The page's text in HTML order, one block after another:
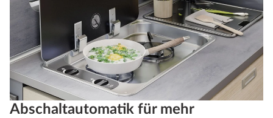
Abschaltautomatik für mehr